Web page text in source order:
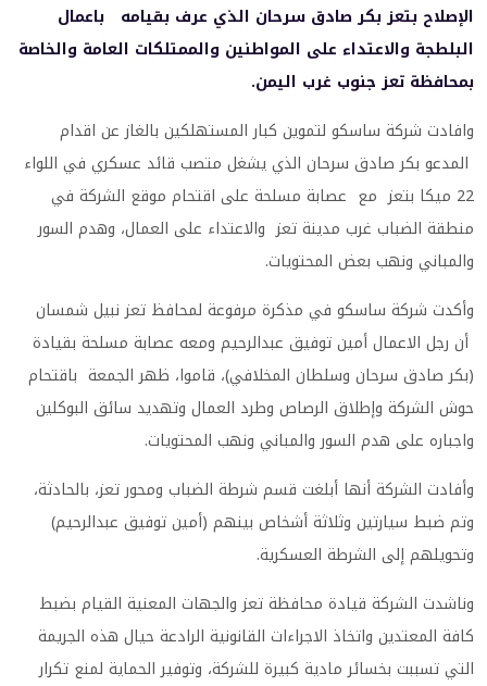
الإصلاح بتعز بكر صادق سرحان الذي عرف بقيامه باعمال
البلطجة والاعتداء على المواطنين والممتلكات العامة والخاصة
بمحافظة تعز جنوب غرب اليمن.
وافادت شركة ساسكو لتموين كبار المستهلكين بالغاز عن اقدام
المدعو بكر صادق سرحان الذي يشغل متصب قائد عسكري في اللواء
22 ميكا بتعز مع عصابة مسلحة على اقتحام موقع الشركة في
منطقة الضباب غرب مدينة تعز والاعتداء على العمال، وهدم السور
والمباني ونهب بعض المحتويات.
وأكدت شركة ساسكو في مذكرة مرفوعة لمحافظ تعز نبيل شمسان
أن رجل الاعمال أمين توفيق عبدالرحيم ومعه عصابة مسلحة بقيادة
(بكر صادق سرحان وسلطان المخلافي)، قاموا، ظهر الجمعة باقتحام
حوش الشركة وإطلاق الرصاص وطرد العمال وتهديد سائق البوكلين
واجباره على هدم السور والمباني ونهب المحتويات.
وأفادت الشركة أنها أبلغت قسم شرطة الضباب ومحور تعز، بالحادثة،
وتم ضبط سيارتين وثلاثة أشخاص بينهم (أمين توفيق عبدالرحيم)
وتحويلهم إلى الشرطة العسكرية.
وناشدت الشركة قيادة محافظة تعز والجهات المعنية القيام بضبط
كافة المعتدين واتخاذ الاجراءات القانونية الرادعة حيال هذه الجريمة
التي تسببت بخسائر مادية كبيرة للشركة، وتوفير الحماية لمنع تكرار